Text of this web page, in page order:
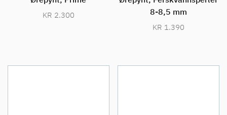
KR 2.300
8-8,5 mm
KR 1.390